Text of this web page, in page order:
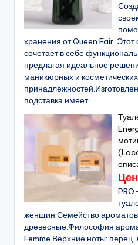
хранения от Queen Fair. Этот
сочетает в себе
предлагая идеальное
маникюрных и косметических
подставка имеет...
женщин.Семейство
древесные.Философия
Femme.Верхние ноты: